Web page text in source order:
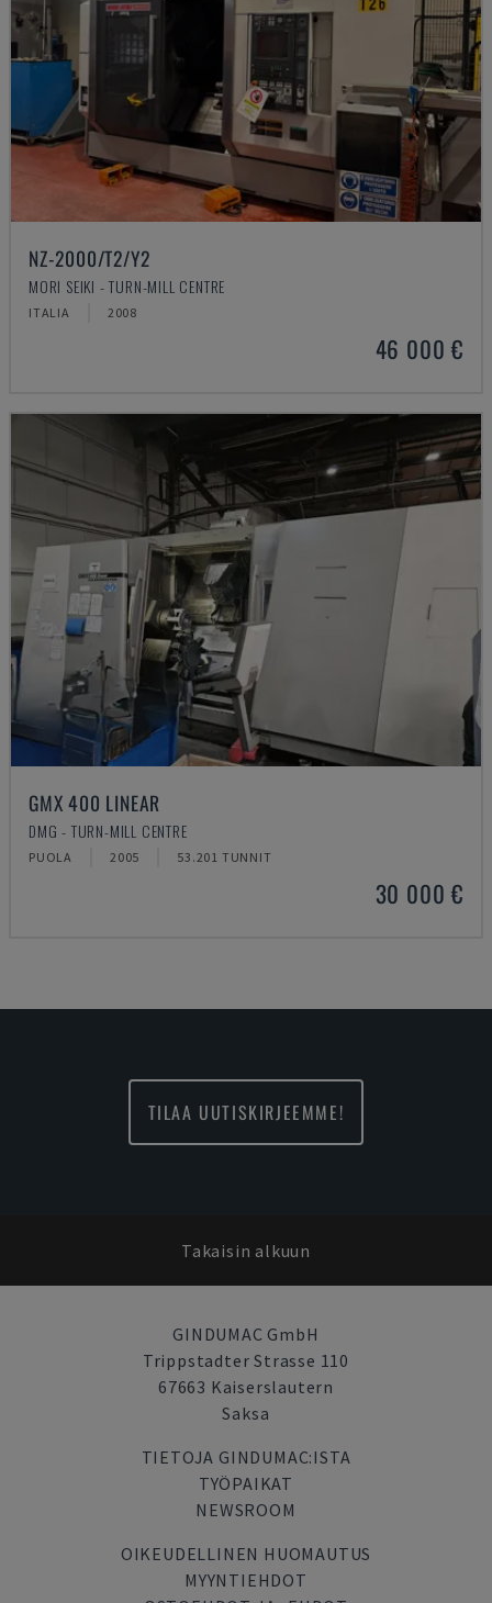
NZ-2000/T2/Y2
MORI SEIKI - TURN-MILL CENTRE
ITALIA 2008
46 000 €
GMX 400 LINEAR
DMG - TURN-MILL CENTRE
PUOLA 2005 53.201 TUNNIT
30 000 €
TILAA UUTISKIRJEEMME!
Takaisin alkuun
GINDUMAC GmbH
Trippstadter Strasse 110
67663 Kaiserslautern
Saksa
TIETOJA GINDUMAC:ISTA
TYÖPAIKAT
NEWSROOM
OIKEUDELLINEN HUOMAUTUS
MYYNTIEHDOT